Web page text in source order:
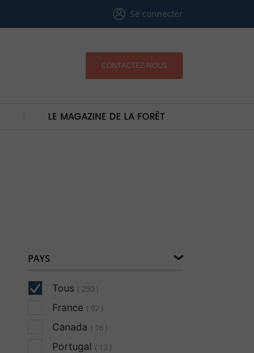
Se connecter
CONTACTEZ-NOUS
LE MAGAZINE DE LA FORÊT
PAYS
Tous ( 250 )
France ( 92 )
Canada ( 16 )
Portugal ( 13 )